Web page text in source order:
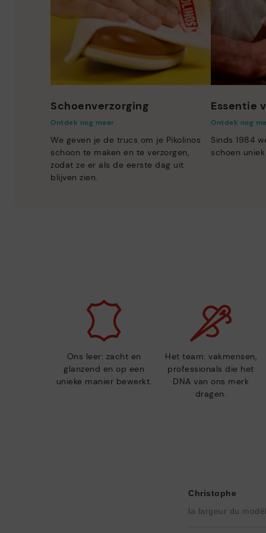
Schoenverzorging
Ontdek nog meer
We geven je de trucs om je Pikolinos
schoon te maken en te verzorgen,
zodat ze er als de eerste dag uit
blijven zien.
Essentie
Ontdek nog
Sinds 1984
schoen
Ons leer: zacht en
glanzend en op een
unieke manier bewerkt.
Het team: vakmensen,
professionals die het
DNA van ons merk
dragen.
Christophe
la largeur du